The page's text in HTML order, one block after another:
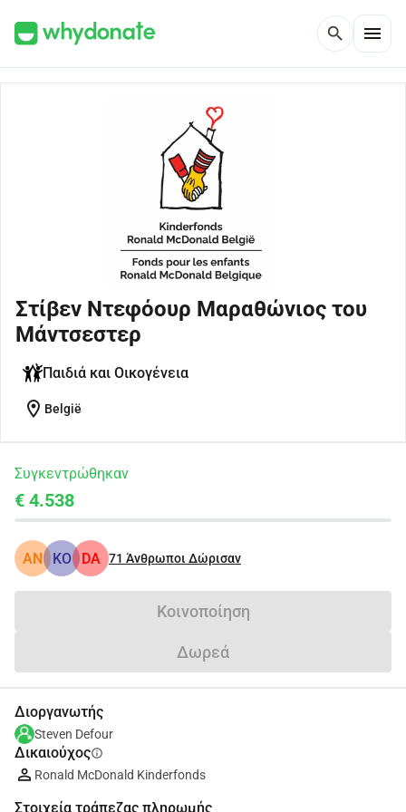
search menu
Στίβεν Ντεφόουρ Μαραθώνιος του
Μάντσεστερ
Παιδιά και Οικογένεια
location_on België
Συγκεντρώθηκαν
€ 4.538
AN KO DA 71 Άνθρωποι Δώρισαν
Κοινοποίηση
Δωρεά
Διοργανωτής
Steven Defour
Δικαιούχοςinfo
Ronald McDonald Kinderfonds
Στοιχεία τράπεζας πληρωμής